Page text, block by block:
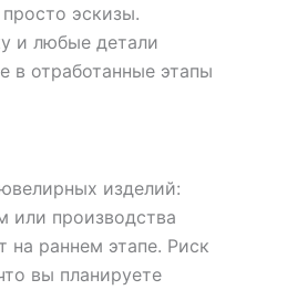
эскизы.
и любые детали
в отработанные этапы
изделий:
или производства
на раннем этапе. Риск
вы планируете